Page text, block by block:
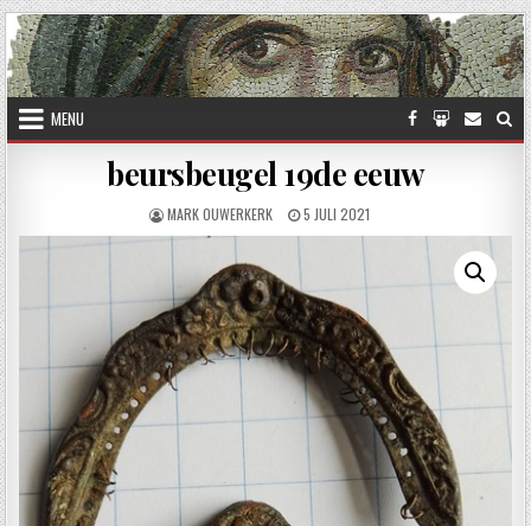
Skip to content
MENU
beursbeugel 19de eeuw
AUTHOR:
MARK OUWERKERK PUBLISHED DATE:
5 JULI 2021